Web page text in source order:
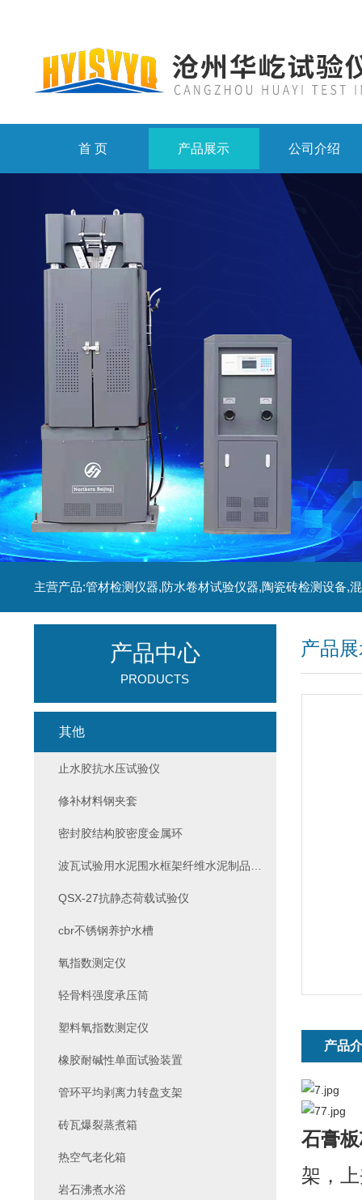
首 页 产品展示 公司介绍
产品
产品
石膏
架，
产品中心
PRODUCTS
其他
止水胶抗水压试验仪
修补材料钢夹套
密封胶结构胶密度金属环
QSX-27抗静态荷载试验仪
cbr不锈钢养护水槽
氧指数测定仪
轻骨料强度承压筒
塑料氧指数测定仪
橡胶耐碱性单面试验装置
管环平均剥离力转盘支架
砖瓦爆裂蒸煮箱
热空气老化箱
岩石沸煮水浴